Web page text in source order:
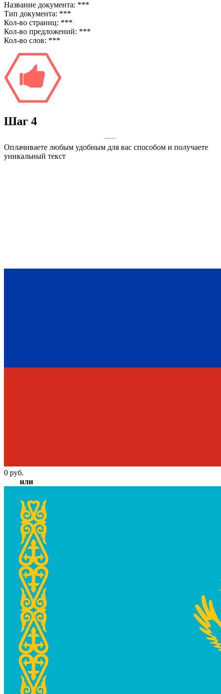
Название документа: ***
Тип документа: ***
Кол-во страниц: ***
Кол-во предложений: ***
Кол-во слов: ***
Шаг 4
Оплачиваете любым удобным для вас способом и получаете
уникальный текст
0 руб.
или